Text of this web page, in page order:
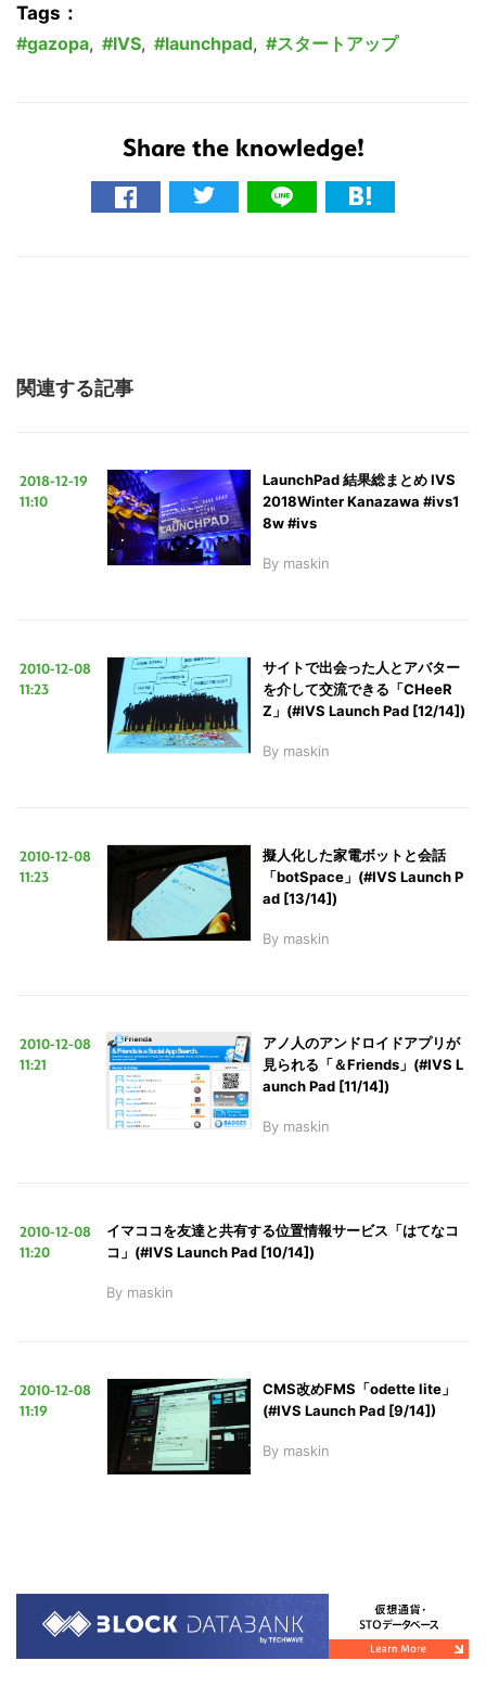
Tags：
gazopa, IVS, launchpad, スタートアップ
Share the knowledge!
関連する記事
2018-12-19
11:10
LaunchPad 結果総まとめ IVS
2018Winter Kanazawa #ivs1
8w #ivs
By maskin
2010-12-08
11:23
サイトで出会った人とアバター
を介して交流できる「CHeeR
Z」(#IVS Launch Pad [12/14])
By maskin
2010-12-08
11:23
擬人化した家電ボットと会話
「botSpace」(#IVS Launch P
ad [13/14])
By maskin
2010-12-08
11:21
アノ人のアンドロイドアプリが
見られる「＆Friends」(#IVS L
aunch Pad [11/14])
By maskin
2010-12-08
11:20
イマココを友達と共有する位置情報サービス「はてなコ
コ」(#IVS Launch Pad [10/14])
By maskin
2010-12-08
11:19
CMS改めFMS「odette lite」
(#IVS Launch Pad [9/14])
By maskin
る